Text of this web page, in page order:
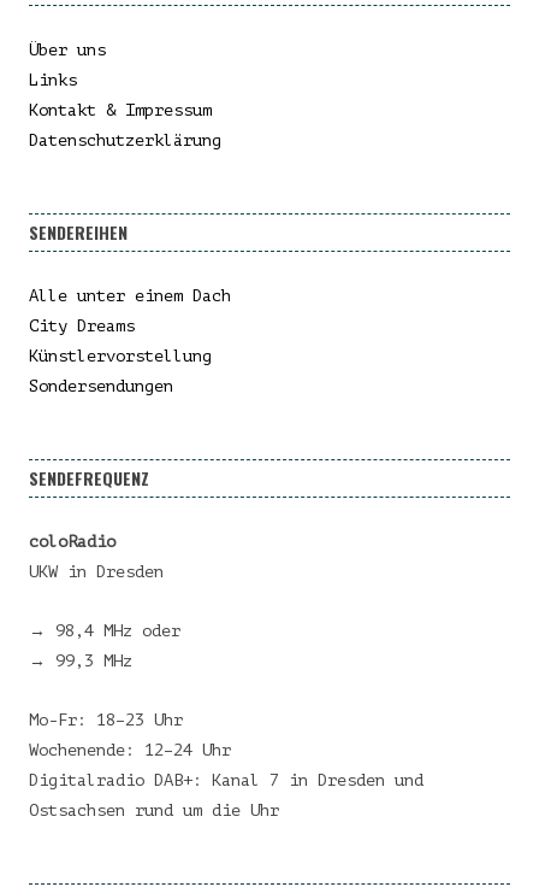
Über uns
Links
Kontakt & Impressum
Datenschutzerklärung
SENDEREIHEN
Alle unter einem Dach
City Dreams
Künstlervorstellung
Sondersendungen
SENDEFREQUENZ
coloRadio
UKW in Dresden
→ 98,4 MHz oder
→ 99,3 MHz
Mo-Fr: 18–23 Uhr
Wochenende: 12–24 Uhr
Digitalradio DAB+: Kanal 7 in Dresden und
Ostsachsen rund um die Uhr